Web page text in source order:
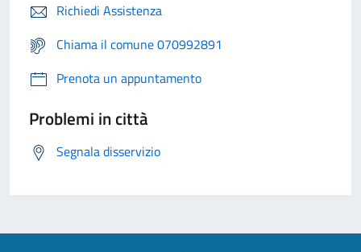
Richiedi Assistenza
Chiama il comune 070992891
Prenota un appuntamento
Problemi in città
Segnala disservizio